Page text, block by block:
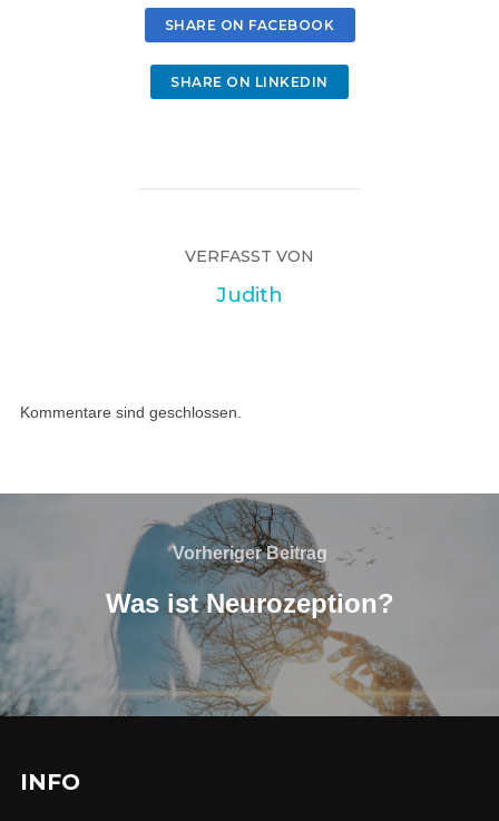
SHARE ON FACEBOOK
SHARE ON LINKEDIN
VERFASST VON
Judith
Kommentare sind geschlossen.
Vorheriger Beitrag
Was ist Neurozeption?
INFO